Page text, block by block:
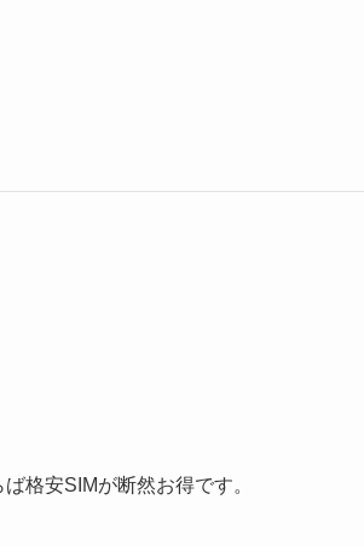
格安SIMが断然お得です。